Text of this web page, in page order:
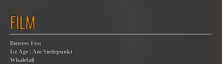
FILM
Bitteres Fest
Ice Age | Am Siedepunkt
Whalefall